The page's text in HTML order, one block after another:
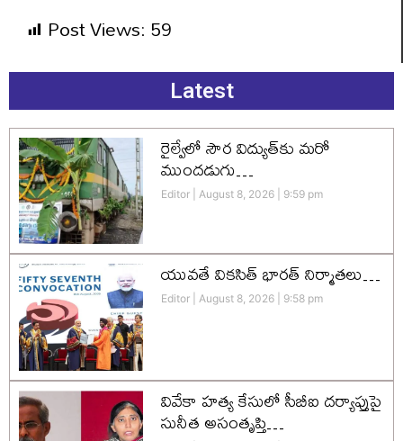
Post Views:59
Latest
రైల్వేలో సౌర విద్యుత్‌కు మరో
ముందడుగు…
Editor August 8, 2026 9:59 pm
యువతే వికసిత్‌ భారత్‌ నిర్మాతలు…
Editor August 8, 2026 9:58 pm
వివేకా హత్య కేసులో సీబీఐ దర్యాప్తుపై
సునీత అసంతృప్తి…